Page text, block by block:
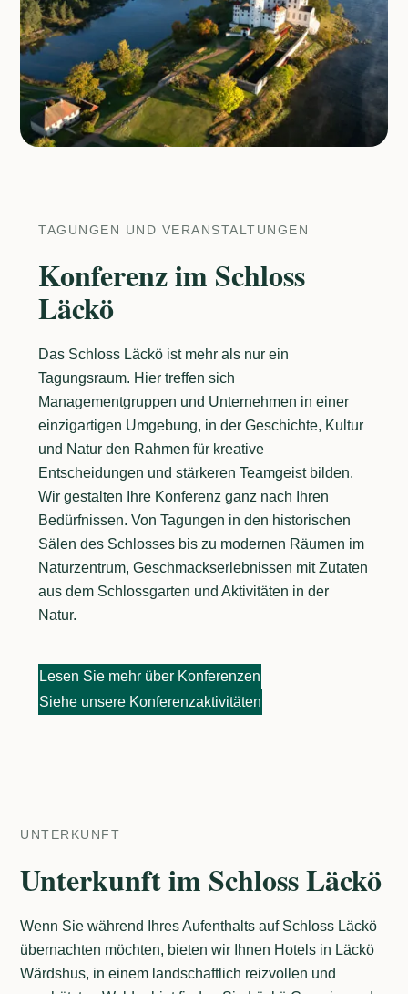
TAGUNGEN UND VERANSTALTUNGEN
Konferenz im Schloss
Läckö
Das Schloss Läckö ist mehr als nur ein
Tagungsraum. Hier treffen sich
Managementgruppen und Unternehmen in einer
einzigartigen Umgebung, in der Geschichte, Kultur
und Natur den Rahmen für kreative
Entscheidungen und stärkeren Teamgeist bilden.
Wir gestalten Ihre Konferenz ganz nach Ihren
Bedürfnissen. Von Tagungen in den historischen
Sälen des Schlosses bis zu modernen Räumen im
Naturzentrum, Geschmackserlebnissen mit Zutaten
aus dem Schlossgarten und Aktivitäten in der
Natur.
Lesen Sie mehr über Konferenzen
Siehe unsere Konferenzaktivitäten
UNTERKUNFT
Unterkunft im Schloss Läckö
Wenn Sie während Ihres Aufenthalts auf Schloss Läckö
übernachten möchten, bieten wir Ihnen Hotels in Läckö
Wärdshus, in einem landschaftlich reizvollen und